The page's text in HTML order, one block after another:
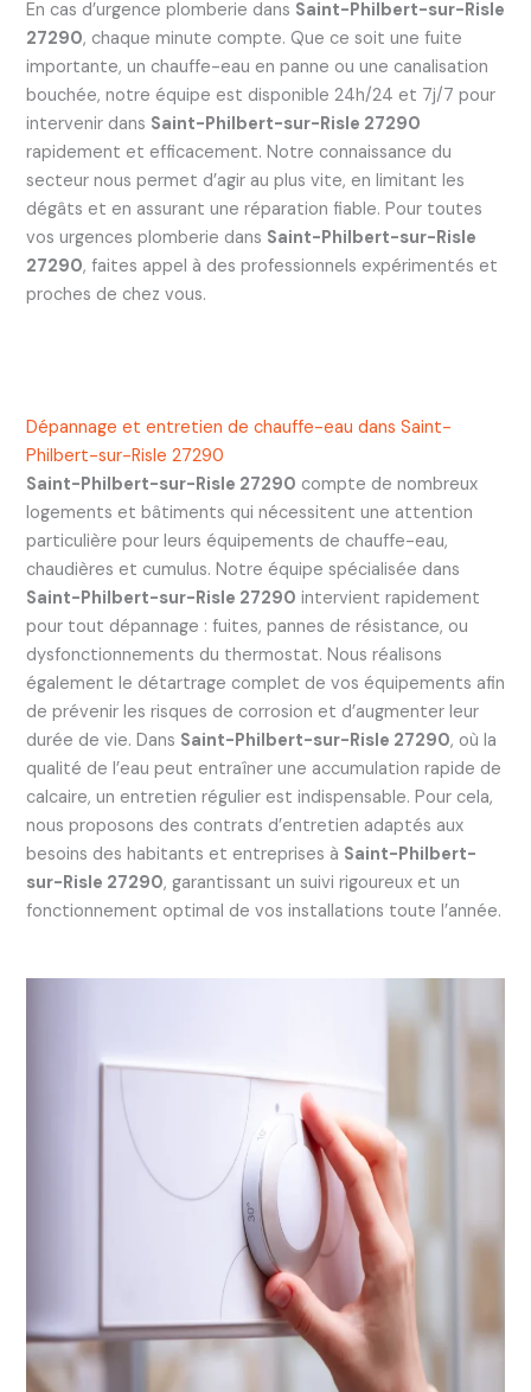
En cas d’urgence plomberie dans Saint-Philbert-sur-Risle
27290, chaque minute compte. Que ce soit une fuite
importante, un chauffe-eau en panne ou une canalisation
bouchée, notre équipe est disponible 24h/24 et 7j/7 pour
intervenir dans Saint-Philbert-sur-Risle 27290
rapidement et efficacement. Notre connaissance du
secteur nous permet d’agir au plus vite, en limitant les
dégâts et en assurant une réparation fiable. Pour toutes
vos urgences plomberie dans Saint-Philbert-sur-Risle
27290, faites appel à des professionnels expérimentés et
proches de chez vous.
Dépannage et entretien de chauffe-eau dans Saint-
Philbert-sur-Risle 27290
Saint-Philbert-sur-Risle 27290 compte de nombreux
logements et bâtiments qui nécessitent une attention
particulière pour leurs équipements de chauffe-eau,
chaudières et cumulus. Notre équipe spécialisée dans
Saint-Philbert-sur-Risle 27290 intervient rapidement
pour tout dépannage : fuites, pannes de résistance, ou
dysfonctionnements du thermostat. Nous réalisons
également le détartrage complet de vos équipements afin
de prévenir les risques de corrosion et d’augmenter leur
durée de vie. Dans Saint-Philbert-sur-Risle 27290, où la
qualité de l’eau peut entraîner une accumulation rapide de
calcaire, un entretien régulier est indispensable. Pour cela,
nous proposons des contrats d’entretien adaptés aux
besoins des habitants et entreprises à Saint-Philbert-
sur-Risle 27290, garantissant un suivi rigoureux et un
fonctionnement optimal de vos installations toute l’année.